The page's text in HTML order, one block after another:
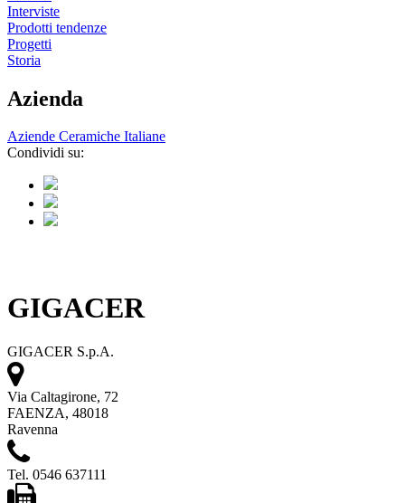
Interviste
Prodotti tendenze
Progetti
Storia
Azienda
Aziende Ceramiche Italiane
Condividi su:
GIGACER
GIGACER S.p.A.
Via Caltagirone, 72
FAENZA, 48018
Ravenna
Tel. 0546 637111